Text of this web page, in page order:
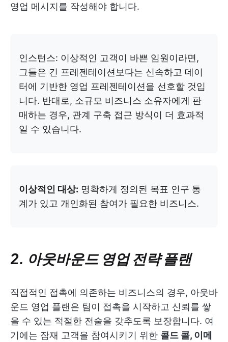
영업 메시지를 작성해야 합니다.
인스턴스: 이상적인 고객이 바쁜 임원이라면,
그들은 긴 프레젠테이션보다는 신속하고 데이
터에 기반한 영업 프레젠테이션을 선호할 것입
니다. 반대로, 소규모 비즈니스 소유자에게 판
매하는 경우, 관계 구축 접근 방식이 더 효과적
일 수 있습니다.
이상적인 대상: 명확하게 정의된 목표 인구 통
계가 있고 개인화된 참여가 필요한 비즈니스.
2. 아웃바운드 영업 전략 플랜
직접적인 접촉에 의존하는 비즈니스의 경우, 아웃바
운드 영업 플랜은 팀이 접촉을 시작하고 신뢰를 쌓
을 수 있는 적절한 전술을 갖추도록 보장합니다. 여
기에는 잠재 고객을 참여시키기 위한 콜드 콜, 이메